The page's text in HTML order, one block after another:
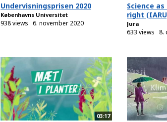
Undervisningsprisen 2020
Københavns Universitet
938 views 6. november 2020
Science
right
Jura
633 views 8.
03:17